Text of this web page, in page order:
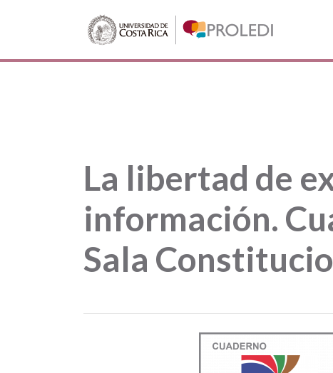
La libertad de
información.
Sala